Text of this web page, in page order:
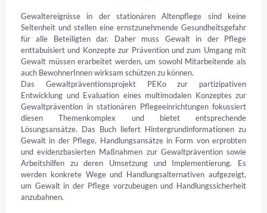
Gewaltereignisse in der stationären Altenpflege sind keine
Seltenheit und stellen eine ernstzunehmende Gesundheitsgefahr
für alle Beteiligten dar. Daher muss Gewalt in der Pflege
enttabuisiert und Konzepte zur Prävention und zum Umgang mit
Gewalt müssen erarbeitet werden, um sowohl Mitarbeitende als
auch BewohnerInnen wirksam schützen zu können.
Das Gewaltpräventionsprojekt PEKo zur partizipativen
Entwicklung und Evaluation eines multimodalen Konzeptes zur
Gewaltprävention in stationären Pflegeeinrichtungen fokussiert
diesen Themenkomplex und bietet entsprechende
Lösungsansätze. Das Buch liefert Hintergrundinformationen zu
Gewalt in der Pflege, Handlungsansätze in Form von erprobten
und evidenzbasierten Maßnahmen zur Gewaltprävention sowie
Arbeitshilfen zu deren Umsetzung und Implementierung. Es
werden konkrete Wege und Handlungsalternativen aufgezeigt,
um Gewalt in der Pflege vorzubeugen und Handlungssicherheit
anzubahnen.